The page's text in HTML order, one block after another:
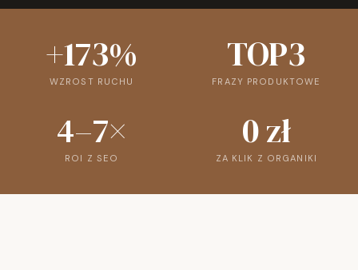
+173%
WZROST RUCHU
TOP3
FRAZY PRODUKTOWE
4–7×
ROI Z SEO
0 zł
ZA KLIK Z ORGANIKI